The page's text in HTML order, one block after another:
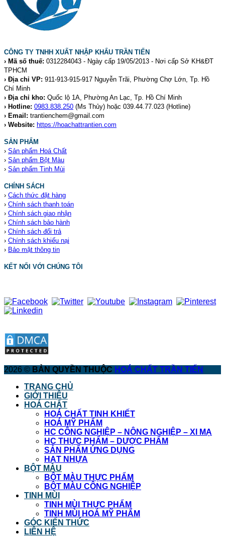
CÔNG TY TNHH XUẤT NHẬP KHẨU TRẦN TIẾN
› Mã số thuế: 0312284043 - Ngày cấp 19/05/2013 - Nơi cấp Sở KH&ĐT
TPHCM
› Địa chỉ VP: 911-913-915-917 Nguyễn Trãi, Phường Chợ Lớn, Tp. Hồ
Chí Minh
› Địa chỉ kho: Quốc lộ 1A, Phường An Lạc, Tp. Hồ Chí Minh
› Hotline: 0983.838.250 (Ms Thủy) hoặc 039.44.77.023 (Hotline)
› Email: trantienchem@gmail.com
› Website: https://hoachattrantien.com
SẢN PHẨM
› Sản phẩm Hoá Chất
› Sản phẩm Bột Màu
› Sản phẩm Tinh Mùi
CHÍNH SÁCH
› Cách thức đặt hàng
› Chính sách thanh toán
› Chính sách giao nhận
› Chính sách bảo hành
› Chính sách đổi trả
› Chính sách khiếu nại
› Bảo mật thông tin
KẾT NỐI VỚI CHÚNG TÔI
2026 © BẢN QUYỀN THUỘC HOÁ CHẤT TRẦN TIẾN
TRANG CHỦ
GIỚI THIỆU
HOÁ CHẤT
HOÁ CHẤT TINH KHIẾT
HOÁ MỸ PHẨM
HC CÔNG NGHIỆP – NÔNG NGHIỆP – XI MẠ
HC THỰC PHẨM – DƯỢC PHẨM
SẢN PHẨM ỨNG DỤNG
HẠT NHỰA
BỘT MÀU
BỘT MÀU THỰC PHẨM
BỘT MÀU CÔNG NGHIỆP
TINH MÙI
TINH MÙI THỰC PHẨM
TINH MÙI HOÁ MỸ PHẨM
GÓC KIẾN THỨC
LIÊN HỆ